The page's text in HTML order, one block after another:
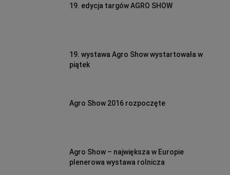
19. edycja targów AGRO SHOW
19. wystawa Agro Show wystartowała w
piątek
Agro Show 2016 rozpoczęte
Agro Show – największa w Europie
plenerowa wystawa rolnicza